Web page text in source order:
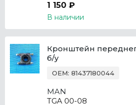
1 150 ₽
В наличии
Кронштейн
б/у
OEM: 81437180044
MAN
TGA 00-08